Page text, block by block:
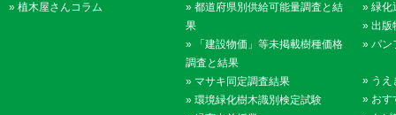
» 植木屋さんコラム
» 都道府県別供給可能量調査と結
果
»
「建設物価」等未掲載樹種価格
調査と結果
» マサキ同定調査結果
» 環境緑化樹木識別検定試験
» 緑化
» 出版
» パン
» うえ
» おす